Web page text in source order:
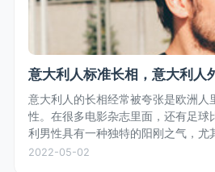
意大利人标准长相，意大利人
意大利人的长相经常被夸张是欧洲人
性。在很多电影杂志里面，还有足球
利男性具有一种独特的阳刚之气，尤
言，五官轮廓鲜明，体型匀称，白种
2022-05-02